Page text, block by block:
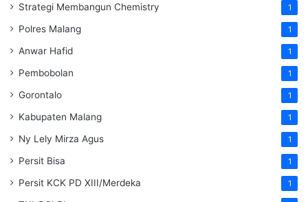
Strategi Membangun Chemistry 1
Polres Malang 1
Anwar Hafid 1
Pembobolan 1
Gorontalo 1
Kabupaten Malang 1
Ny Lely Mirza Agus 1
Persit Bisa 1
Persit KCK PD XIII/Merdeka 1